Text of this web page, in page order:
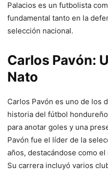
Palacios es un futbolista
fundamental tanto en la
selección nacional.
Carlos Pavón:
Nato
Carlos Pavón es uno de los
historia del fútbol
para anotar goles y una
Pavón fue el líder de la
años, destacándose como
Su carrera incluyó varios